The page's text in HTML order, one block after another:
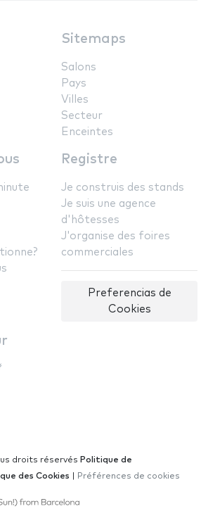
Sitemaps
Salons
Pays
Villes
Secteur
Enceintes
Registre
Je construis des stands
Je suis une agence
d'hôtesses
J'organise des foires
commerciales
Preferencias de
Cookies
droits réservés Politique de
des Cookies Préférences de cookies